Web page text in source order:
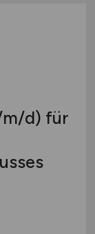
d) für